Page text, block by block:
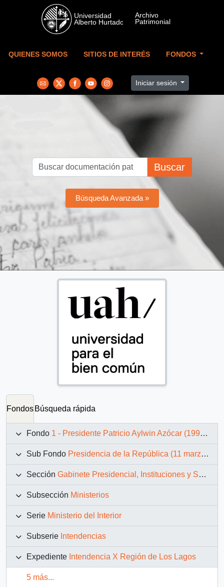
Skip to main content
QUIENES SOMOS SITIOS DE INTERÉS FONDOS
Iniciar sesión
Buscar
Búsqueda Avanzada »
Fondos Búsqueda rápida
Fondo 1 - Presidente Patricio Aylwin Azócar (1990-1994)
Sub Fondo Presidencia de la República (11 marzo 1990 – 11 marzo 1994)
Sección Gabinete Presidencial, Instituciones y Servicios
Subsección Ministerios
Serie Ministerio del Interior
Subserie Intendencias
Expediente Intendencia X Región de Los Lagos
5 más...